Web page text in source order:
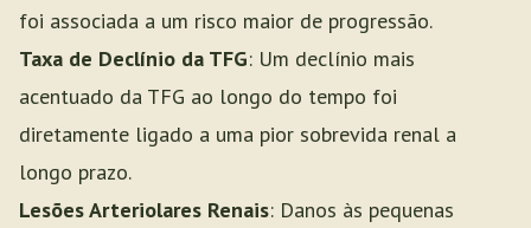
foi associada a um risco maior de progressão.
Taxa de Declínio da TFG: Um declínio mais
acentuado da TFG ao longo do tempo foi
diretamente ligado a uma pior sobrevida renal a
longo prazo.
Lesões Arteriolares Renais: Danos às pequenas